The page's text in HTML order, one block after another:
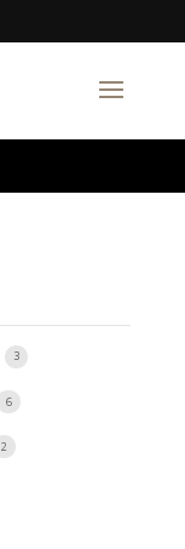
3
6
2